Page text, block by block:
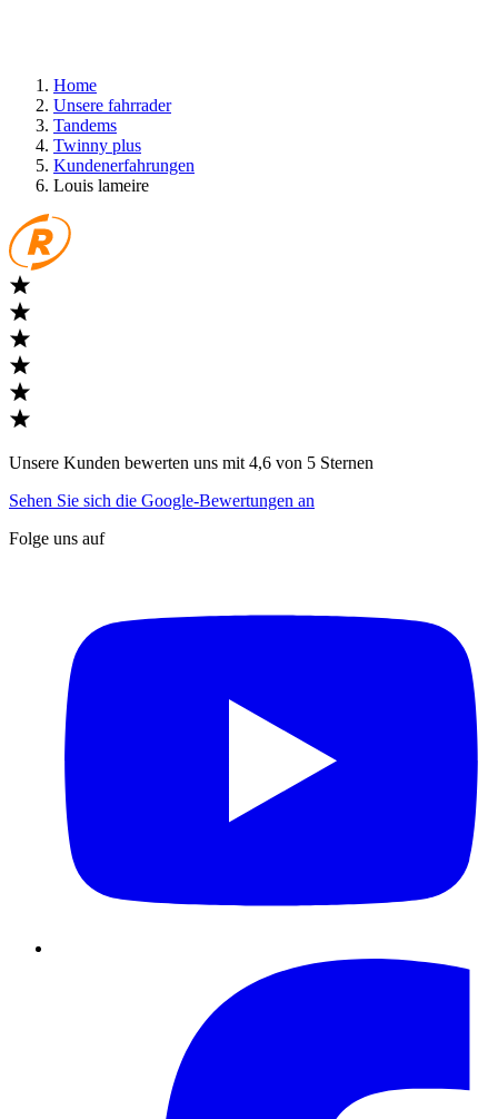
Home
Unsere fahrrader
Tandems
Twinny plus
Kundenerfahrungen
Louis lameire
Unsere Kunden bewerten uns mit 4,6 von 5 Sternen
Sehen Sie sich die Google-Bewertungen an
Folge uns auf